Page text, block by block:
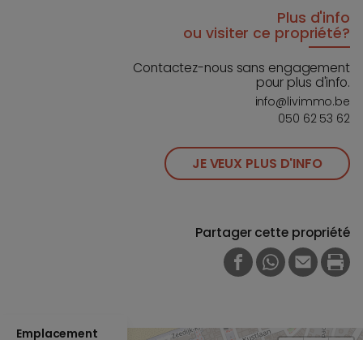
Plus d'info
ou visiter ce propriété?
Contactez-nous sans engagement
pour plus d'info.
info@livimmo.be
050 62 53 62
JE VEUX PLUS D'INFO
Partager cette propriété
FACEBOOK
WHATSAPP
E-MAIL
Emplacement